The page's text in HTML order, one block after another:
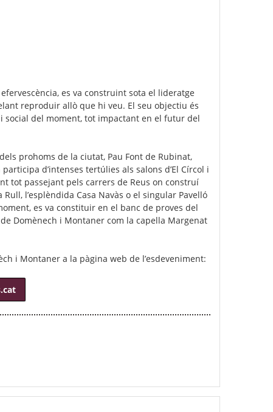
es va construint sota el lideratge
reproduir allò que hi veu. El seu objectiu és
del moment, tot impactant en el futur del
prohoms de la ciutat, Pau Font de Rubinat,
d’intenses tertúlies als salons d’El Círcol i
tot passejant pels carrers de Reus on construí
l’esplèndida Casa Navàs o el singular Pavelló
es va constituir en el banc de proves del
Domènech i Montaner com la capella Margenat
i Montaner a la pàgina web de l’esdeveniment: